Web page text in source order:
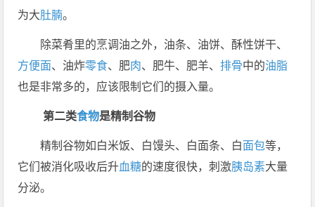
为大肚腩。
除菜肴里的烹调油之外，油条、油饼、酥性饼干、
方便面、油炸零食、肥肉、肥牛、肥羊、排骨中的油脂
也是非常多的，应该限制它们的摄入量。
第二类食物是精制谷物
精制谷物如白米饭、白馒头、白面条、白面包等，
它们被消化吸收后升血糖的速度很快，刺激胰岛素大量
分泌。